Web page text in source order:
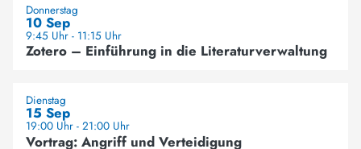
Donnerstag
10 Sep
9:45 Uhr - 11:15 Uhr
Zotero – Einführung in die Literaturverwaltung
Dienstag
15 Sep
19:00 Uhr - 21:00 Uhr
Vortrag: Angriff und Verteidigung